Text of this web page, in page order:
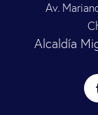
Av.
Alcaldía